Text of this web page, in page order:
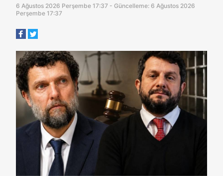
6 Ağustos 2026 Perşembe 17:37 - Güncelleme: 6 Ağustos 2026
Perşembe 17:37